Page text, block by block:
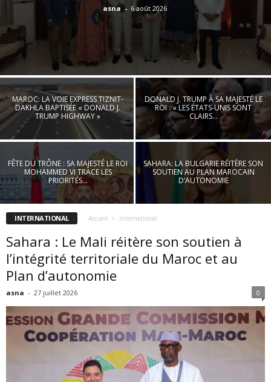
asna - 6 août 2026
MAROC: LA VOIE EXPRESS TIZNIT-
DAKHLA BAPTISÉE « DONALD J.
TRUMP HIGHWAY »
DONALD J. TRUMP À SA MAJESTÉ LE
ROI : « LES ÉTATS-UNIS SONT
CLAIRS...
FÊTE DU TRÔNE : SA MAJESTÉ LE ROI
MOHAMMED VI TRACE LES
PRIORITÉS...
SAHARA: LA BULGARIE RÉITÈRE SON
SOUTIEN AU PLAN MAROCAIN
D’AUTONOMIE
INTERNATIONAL Accueil International
Sahara : Le Mali réitère son soutien à
l’intégrité territoriale du Maroc et au
Plan d’autonomie
asna - 27 juillet 2026 0